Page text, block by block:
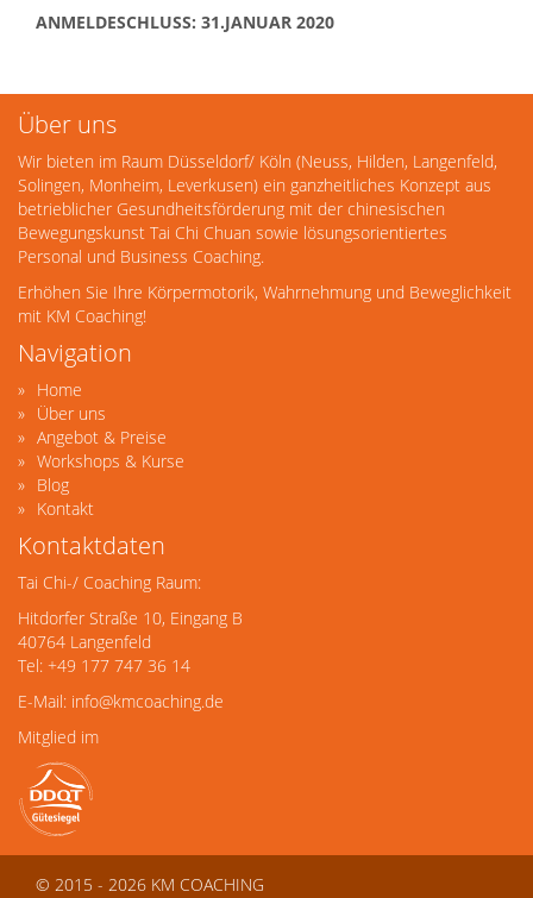
ANMELDESCHLUSS: 31.JANUAR 2020
Über uns
Wir bieten im Raum Düsseldorf/ Köln (Neuss, Hilden, Langenfeld,
Solingen, Monheim, Leverkusen) ein ganzheitliches Konzept aus
betrieblicher Gesundheitsförderung mit der chinesischen
Bewegungskunst Tai Chi Chuan sowie lösungsorientiertes
Personal und Business Coaching.
Erhöhen Sie Ihre Körpermotorik, Wahrnehmung und Beweglichkeit
mit KM Coaching!
Navigation
Home
Über uns
Angebot & Preise
Workshops & Kurse
Blog
Kontakt
Kontaktdaten
Tai Chi-/ Coaching Raum:
Hitdorfer Straße 10, Eingang B
40764 Langenfeld
Tel: +49 177 747 36 14
E-Mail: info@kmcoaching.de
Mitglied im
© 2015 - 2026 KM COACHING